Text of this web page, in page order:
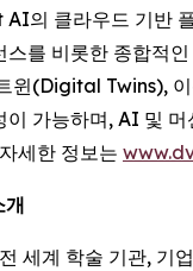
의 클라우드 기반
스를 비롯한 종합적
윈(Digital Twins),
이 가능하며, AI 및
세한 정보는
세계 학술 기관, 기